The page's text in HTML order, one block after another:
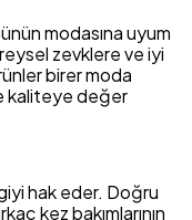
modasına uyum
zevklere ve iyi
birer moda
kaliteye değer
hak eder. Doğru
kez bakımlarının